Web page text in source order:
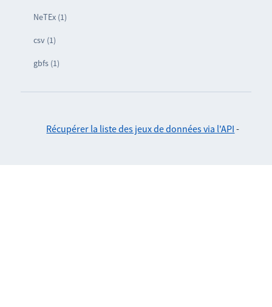
NeTEx (1)
csv (1)
gbfs (1)
Récupérer la liste des jeux de données via l'API -